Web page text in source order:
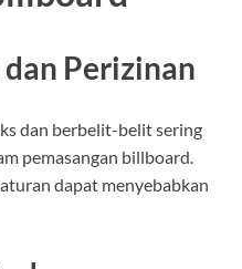
Perizinan
dan berbelit-belit sering
pemasangan billboard.
dapat menyebabkan